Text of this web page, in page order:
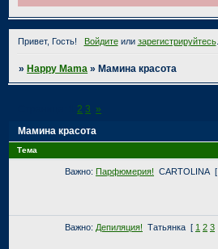
Привет, Гость! Войдитеили зарегистрируйтесь.
»Happy Mama »Мамина красота
Мамина красота
2 3 »
Тема
Важно: Парфюмерия! CARTOLINA [
Важно: Депиляция! Татьянка [ 1 2 3